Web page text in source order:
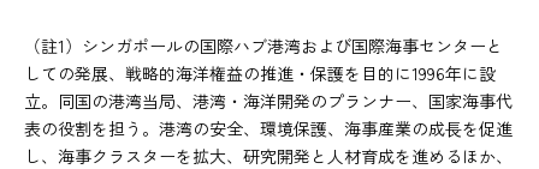
（註1）シンガポールの国際ハブ港湾および国際海事センターと
しての発展、戦略的海洋権益の推進・保護を目的に1996年に設
立。同国の港湾当局、港湾・海洋開発のプランナー、国家海事代
表の役割を担う。港湾の安全、環境保護、海事産業の成⾧を促進
し、海事クラスターを拡大、研究開発と人材育成を進めるほか、